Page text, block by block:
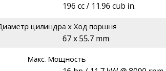
196 cc / 11.96 cub in.
цилиндра х Ход поршня
67 x 55.7 mm
Макс. Мощность